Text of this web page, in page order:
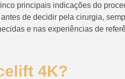
principais indicações do
de decidir pela cirurgia,
e nas experiências de
4K?